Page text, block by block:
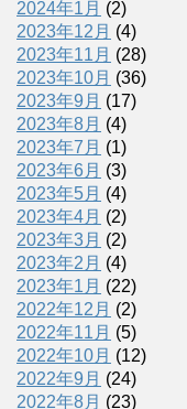
2024年1月 (2)
2023年12月 (4)
2023年11月 (28)
2023年10月 (36)
2023年9月 (17)
2023年8月 (4)
2023年7月 (1)
2023年6月 (3)
2023年5月 (4)
2023年4月 (2)
2023年3月 (2)
2023年2月 (4)
2023年1月 (22)
2022年12月 (2)
2022年11月 (5)
2022年10月 (12)
2022年9月 (24)
2022年8月 (23)